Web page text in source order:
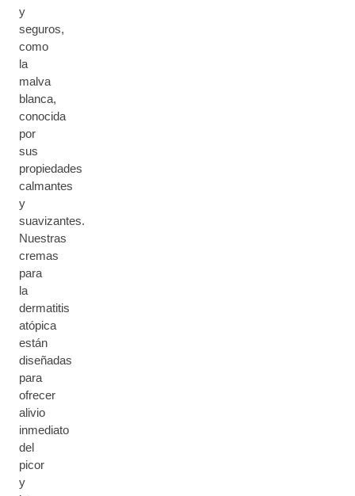
y
seguros,
como
la
malva
blanca,
conocida
por
sus
propiedades
calmantes
y
suavizantes.
Nuestras
cremas
para
la
dermatitis
atópica
están
diseñadas
para
ofrecer
alivio
inmediato
del
picor
y